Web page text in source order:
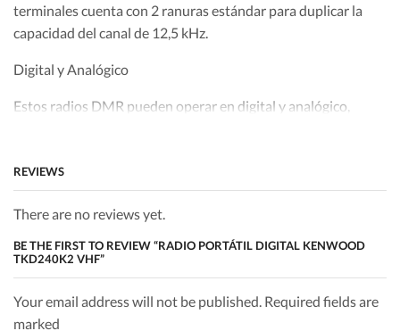
terminales cuenta con 2 ranuras estándar para duplicar la
capacidad del canal de 12,5 kHz.
Digital y Analógico
Estos radios DMR pueden operar en digital y analógico,
ir migrando a digital fácilmente y a la velocidad que necesite
el usuario final.
Hasta 2 suscriptores simultáneos pueden hablar en canales
doblando la capacidad del canal.
REVIEWS
There are no reviews yet.
BE THE FIRST TO REVIEW “RADIO PORTÁTIL DIGITAL KENWOOD
TKD240K2 VHF”
Your email address will not be published. Required fields are
marked